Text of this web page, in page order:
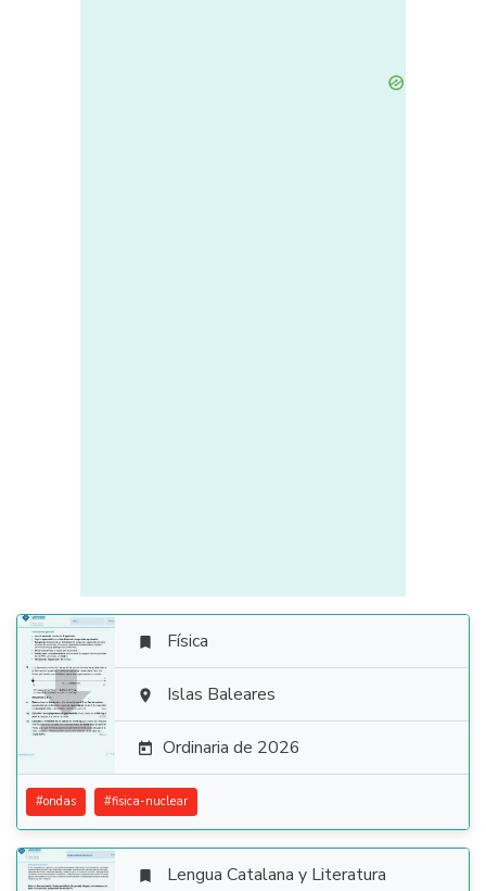

 Física
 Islas Baleares
 Ordinaria de 2026
#ondas #fisica-nuclear
 Lengua Catalana y Literatura